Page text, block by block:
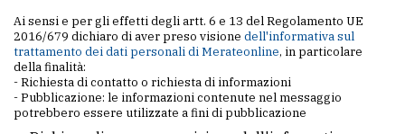
Ai sensi e per gli effetti degli artt. 6 e 13 del Regolamento UE
2016/679 dichiaro di aver preso visione dell'informativa sul
trattamento dei dati personali di Merateonline, in particolare
della finalità:
- Richiesta di contatto o richiesta di informazioni
- Pubblicazione: le informazioni contenute nel messaggio
potrebbero essere utilizzate a fini di pubblicazione